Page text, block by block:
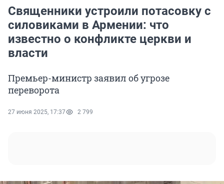
Священники устроили потасовку с
силовиками в Армении: что
известно о конфликте церкви и
власти
Премьер-министр заявил об угрозе
переворота
27 июня 2025, 17:37 2 799